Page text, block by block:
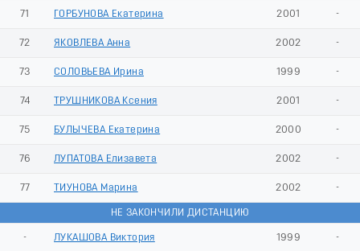
71 ГОРБУНОВА Екатерина 2001 -
72 ЯКОВЛЕВА Анна 2002 -
73 СОЛОВЬЕВА Ирина 1999 -
74 ТРУШНИКОВА Ксения 2001 -
75 БУЛЫЧЕВА Екатерина 2000 -
76 ЛУПАТОВА Елизавета 2002 -
77 ТИУНОВА Марина 2002 -
НЕ ЗАКОНЧИЛИ ДИСТАНЦИЮ
- ЛУКАШОВА Виктория 1999 -